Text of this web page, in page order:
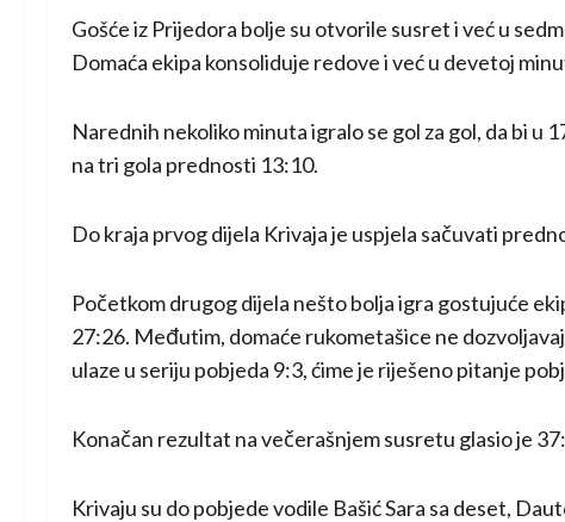
Gošće iz Prijedora bolje su otvorile susret i već u
Domaća ekipa konsoliduje redove i već u devetoj
Narednih nekoliko minuta igralo se gol za gol, da bi u
na tri gola prednosti 13:10.
Do kraja prvog dijela Krivaja je uspjela sačuvati
Početkom drugog dijela nešto bolja igra gostujuće
27:26. Međutim, domaće rukometašice ne
ulaze u seriju pobjeda 9:3, ćime je riješeno pitanje
Konačan rezultat na večerašnjem susretu glasio je
Krivaju su do pobjede vodile Bašić Sara sa deset,